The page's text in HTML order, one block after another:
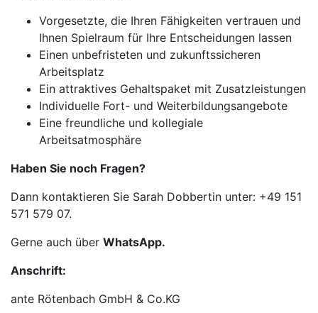
Vorgesetzte, die Ihren Fähigkeiten vertrauen und
Ihnen Spielraum für Ihre Entscheidungen lassen
Einen unbefristeten und zukunftssicheren
Arbeitsplatz
Ein attraktives Gehaltspaket mit Zusatzleistungen
Individuelle Fort- und Weiterbildungsangebote
Eine freundliche und kollegiale
Arbeitsatmosphäre
Haben Sie noch Fragen?
Dann kontaktieren Sie Sarah Dobbertin unter: +49 151
571 579 07.
Gerne auch über WhatsApp.
Anschrift:
ante Rötenbach GmbH & Co.KG